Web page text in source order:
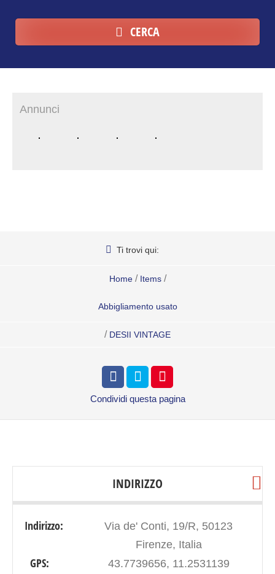
CERCA
Annunci
Ti trovi qui:
Home / Items /
Abbigliamento usato
/ DESII VINTAGE
Condividi questa pagina
INDIRIZZO
Indirizzo:
Via de' Conti, 19/R, 50123
Firenze, Italia
GPS: 43.7739656, 11.2531139